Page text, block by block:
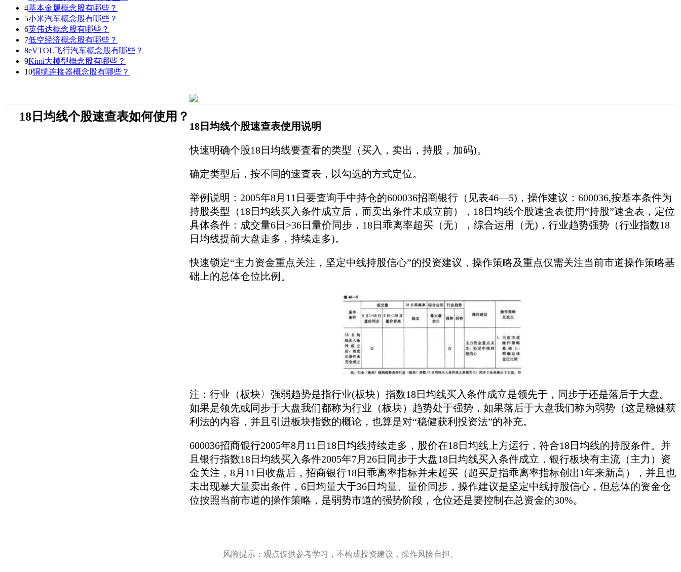
4基本金属概念股有哪些？
5小米汽车概念股有哪些？
6英伟达概念股有哪些？
7低空经济概念股有哪些？
8eVTOL飞行汽车概念股有哪些？
9Kimi大模型概念股有哪些？
10铜缆连接器概念股有哪些？
18日均线个股速查表如何使用？
18日均线个股速查表使用说明
快速明确个股18日均线要査看的类型（买入，卖出，持股，加码)。
确定类型后，按不同的速査表，以勾选的方式定位。
举例说明：2005年8月11日要査询手中持仓的600036招商银行（见表46—5)，操作建议：600036,按基本条件为
持股类型（18日均线买入条件成立后，而卖出条件未成立前），18日均线个股速査表使用“持股”速査表，定位
具体条件：成交量6日>36日量价同步，18日乖离率超买（无），综合运用（无)，行业趋势强势（行业指数18
日均线提前大盘走多，持续走多)。
快速锁定“主力资金重点关注，坚定中线持股信心”的投资建议，操作策略及重点仅需关注当前市道操作策略基
础上的总体仓位比例。
注：行业（板块〉强弱趋势是指行业(板块）指数18日均线买入条件成立是领先于，同步于还是落后于大盘。
如果是领先或同步于大盘我们都称为行业（板块）趋势处于强势，如果落后于大盘我们称为弱势（这是稳健获
利法的内容，并且引进板块指数的概论，也算是对“稳健获利投资法”的补充。
600036招商银行2005年8月11日18日均线持续走多，股价在18日均线上方运行，符合18日均线的持股条件。并
且银行指数18日均线买入条件2005年7月26日同步于大盘18日均线买入条件成立，银行板块有主流（主力）资
金关注，8月11日收盘后，招商银行18日乖离率指标并未超买（超买是指乖离率指标创出1年来新高），并且也
未出现暴大量卖出条件，6日均量大于36日均量、量价同步，操作建议是坚定中线持股信心，但总体的资金仓
位按照当前市道的操作策略，是弱势市道的强势阶段，仓位还是要控制在总资金的30%。
风险提示：观点仅供参考学习，不构成投资建议，操作风险自担。